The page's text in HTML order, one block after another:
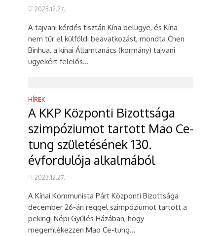
2023.12.27.
A tajvani kérdés tisztán Kína belügye, és Kína
nem tűr el külföldi beavatkozást, mondta Chen
Binhua, a kínai Államtanács (kormány) tajvani
ügyekért felelős...
HÍREK
A KKP Központi Bizottsága
szimpóziumot tartott Mao Ce-
tung születésének 130.
évfordulója alkalmából
2023.12.27.
A Kínai Kommunista Párt Központi Bizottsága
december 26-án reggel szimpóziumot tartott a
pekingi Népi Gyűlés Házában, hogy
megemlékezzen Mao Ce-tung...